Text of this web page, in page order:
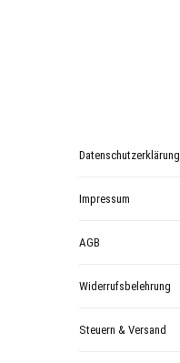
Datenschutzerklärung
Impressum
AGB
Widerrufsbelehrung
Steuern & Versand